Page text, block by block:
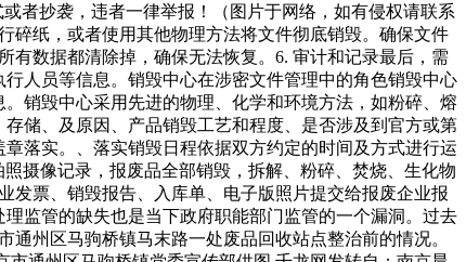
者抄袭，违者一律举报！（图片于网络，如有侵权请联系
碎纸，或者使用其他物理方法将文件彻底销毁。确保文件
有数据都清除掉，确保无法恢复。6. 审计和记录最后，需
人员等信息。销毁中心在涉密文件管理中的角色销毁中心
销毁中心采用先进的物理、化学和环境方法，如粉碎、熔
储、及原因、产品销毁工艺和程度、是否涉及到官方或第
落实。、落实销毁日程依据双方约定的时间及方式进行运
摄像记录，报废品全部销毁，拆解、粉碎、焚烧、生化物
发票、销毁报告、入库单、电子版照片提交给报废企业报
监管的缺失也是当下政府职能部门监管的一个漏洞。过去
州区马驹桥镇马末路一处废品回收站点整治前的情况。